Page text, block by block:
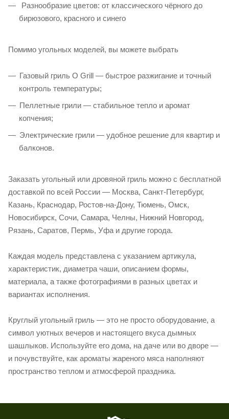
Разнообразие цветов: от классического чёрного до
бирюзового, красного и синего
Помимо угольных моделей, вы можете выбрать
Газовый гриль O Grill — быстрое разжигание и точный
контроль температуры;
Пеллетные грили — стабильное тепло и аромат
копчения;
Электрические грили — удобное решение для квартир и
балконов.
Заказать угольный или дровяной гриль можно с бесплатной
доставкой по всей России — Москва, Санкт-Петербург,
Казань, Краснодар, Ростов-на-Дону, Тюмень, Омск,
Новосибирск, Сочи, Самара, Челны, Нижний Новгород,
Рязань, Саратов, Пермь, Уфа и другие города.
Каждая модель представлена с указанием артикула,
характеристик, диаметра чаши, описанием формы,
материала, а также фотографиями в разных цветах и
вариантах исполнения.
Круглый угольный гриль — это не просто оборудование, а
символ уютных вечеров и настоящего вкуса дымных
шашлыков. Используйте его дома, на даче или во дворе —
и почувствуйте, как ароматы жареного мяса наполняют
пространство теплом и атмосферой праздника.